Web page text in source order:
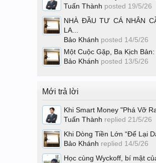
Tuấn Thành posted 19/5/26
NHÀ ĐẦU TƯ CÁ NHÂN
LA...
Bảo Khánh posted 14/5/26
Một Cuộc Gặp, Ba Kịch Bản:
Bảo Khánh posted 13/5/26
Mới trả lời
Khi Smart Money "Phá Vỡ
Tuấn Thành replied 21/5/26
Khi Dòng Tiền Lớn “Để Lại
Bảo Khánh replied 14/5/26
Học cùng Wyckoff, bí mật